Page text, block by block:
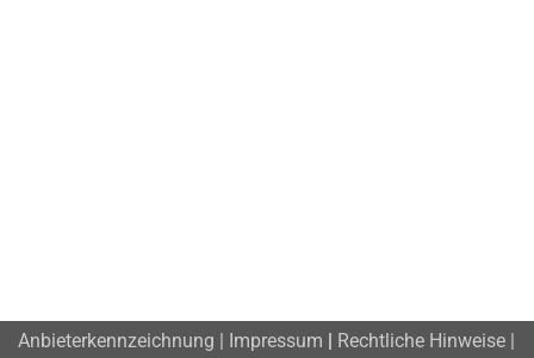
Anbieterkennzeichnung | Impressum | Rechtliche Hinweise |